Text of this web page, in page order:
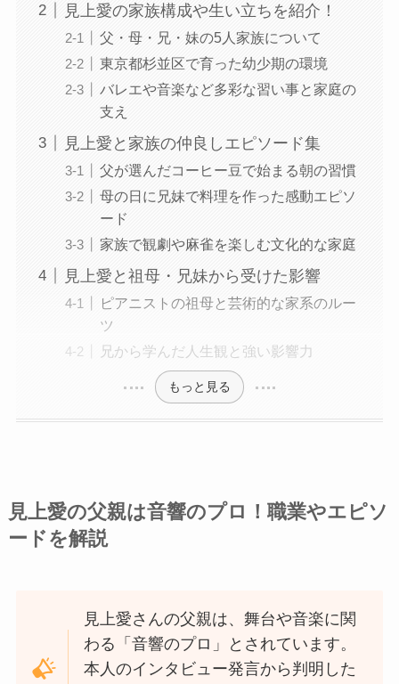
見上愛の家族構成や生い立ちを紹介！
父・母・兄・妹の5人家族について
東京都杉並区で育った幼少期の環境
バレエや音楽など多彩な習い事と家庭の
支え
見上愛と家族の仲良しエピソード集
父が選んだコーヒー豆で始まる朝の習慣
母の日に兄妹で料理を作った感動エピソ
ード
家族で観劇や麻雀を楽しむ文化的な家庭
見上愛と祖母・兄妹から受けた影響
ピアニストの祖母と芸術的な家系のルー
ツ
兄から学んだ人生観と強い影響力
もっと見る
見上愛の父親は音響のプロ！職業やエピソ
ードを解説
見上愛さんの父親は、舞台や音楽に関
わる「音響のプロ」とされています。
本人のインタビュー発言から判明した